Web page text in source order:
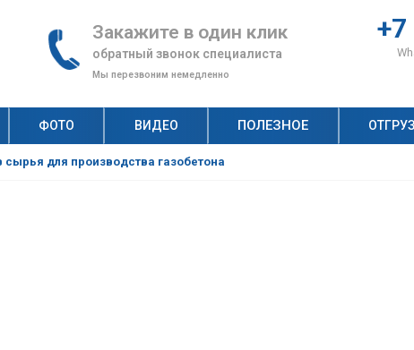
Закажите в один клик
обратный звонок специалиста
Мы перезвоним немедленно
ФОТО ВИДЕО ПОЛЕЗНОЕ
для производства газобетона